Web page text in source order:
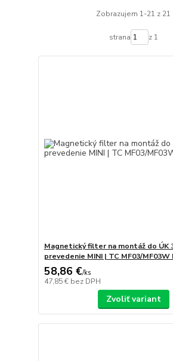
Zobrazujem 1-21 z 21
strana z 1
Magnetický filter na montáž do ÚK
prevedenie MINI | TC MF03/MF03W
58,86 €/ks
47,85 € bez DPH
Zvoliť variant